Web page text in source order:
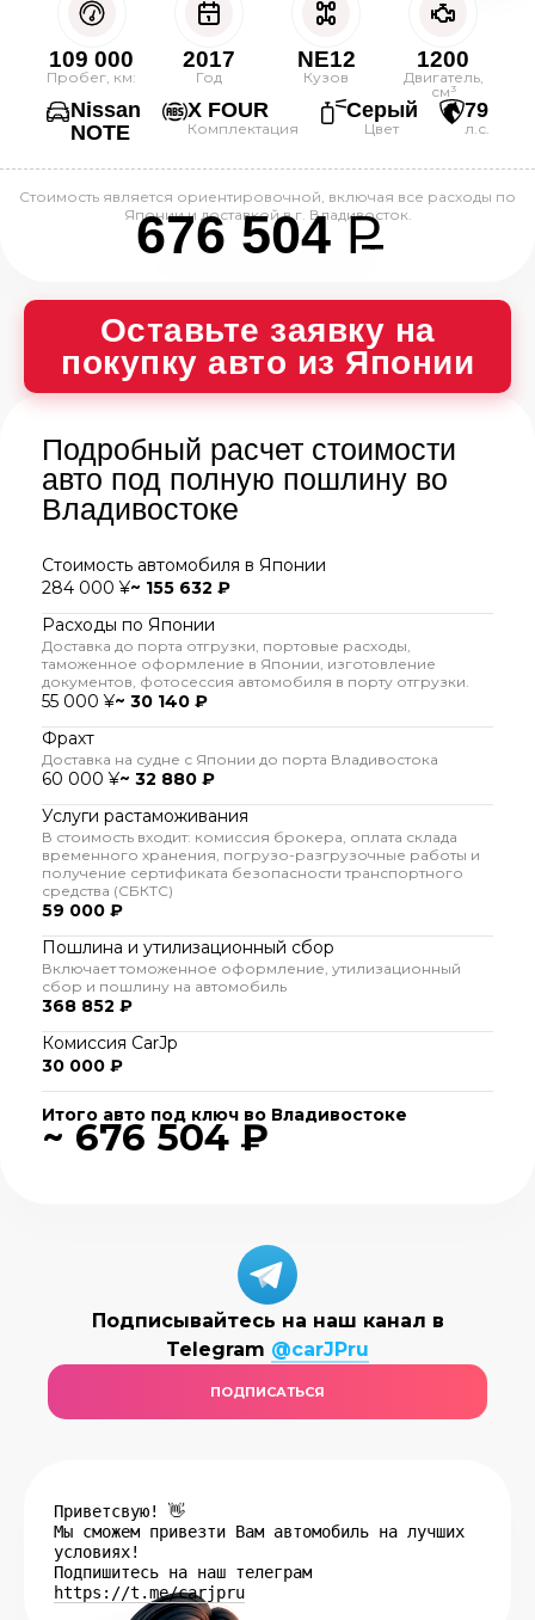
109 000
Пробег, км:
2017
Год
NE12
Кузов
1200
Двигатель,
см³
Nissan
NOTE
X FOUR
Комплектация
Серый
Цвет
79
л.с.
Стоимость является ориентировочной, включая все расходы по
Японии и доставкой в г. Владивосток.
676 504P
--
Оставьте заявку на
покупку авто из Японии
Подробный расчет стоимости
авто под полную пошлину во
Владивостоке
Стоимость автомобиля в Японии
284 000 ¥~ 155 632 ₽
Расходы по Японии
Доставка до порта отгрузки, портовые расходы,
таможенное оформление в Японии, изготовление
документов, фотосессия автомобиля в порту отгрузки.
55 000 ¥~ 30 140 ₽
Фрахт
Доставка на судне с Японии до порта Владивостока
60 000 ¥~ 32 880 ₽
Услуги растаможивания
В стоимость входит: комиссия брокера, оплата склада
временного хранения, погрузо-разгрузочные работы и
получение сертификата безопасности транспортного
средства (СБКТС)
59 000 ₽
Пошлина и утилизационный сбор
Включает томоженное оформление, утилизационный
сбор и пошлину на автомобиль
368 852 ₽
Комиссия CarJp
30 000 ₽
Итого авто под ключ во Владивостоке
~ 676 504 ₽
Подписывайтесь на наш канал в
Telegram @carJPru
ПОДПИСАТЬСЯ
Приветсвую! 👋
Мы сможем привезти Вам автомобиль на лучших
условиях!
Подпишитесь на наш телеграм
https://t.me/carjpru